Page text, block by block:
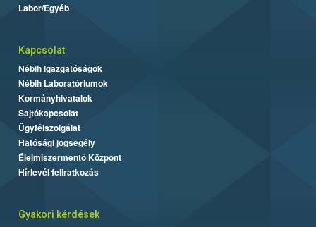
Labor/Egyéb
Kapcsolat
Nébih Igazgatóságok
Nébih Laboratóriumok
Kormányhivatalok
Sajtókapcsolat
Ügyfélszolgálat
Hatósági jogsegély
Élelmiszermentő Központ
Hírlevél feliratkozás
Gyakori kérdések